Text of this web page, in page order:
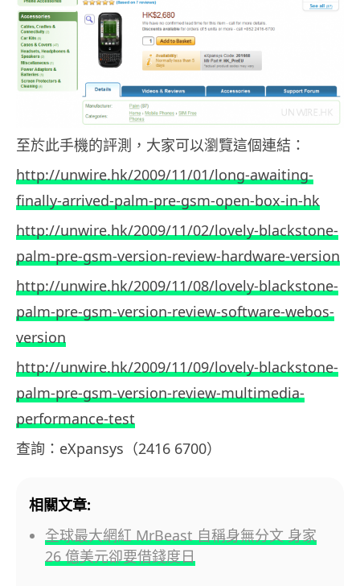
至於此手機的評測，大家可以瀏覽這個連結：
http://unwire.hk/2009/11/01/long-awaiting-
finally-arrived-palm-pre-gsm-open-box-in-hk
http://unwire.hk/2009/11/02/lovely-blackstone-
palm-pre-gsm-version-review-hardware-version
http://unwire.hk/2009/11/08/lovely-blackstone-
palm-pre-gsm-version-review-software-webos-
version
http://unwire.hk/2009/11/09/lovely-blackstone-
palm-pre-gsm-version-review-multimedia-
performance-test
查詢：eXpansys（2416 6700）
相關文章:
全球最大網紅 MrBeast 自稱身無分文 身家
26 億美元卻要借錢度日